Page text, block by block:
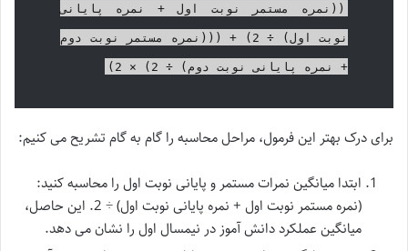
((نمره مستمر نوبت اول + نمره پایانی
نوبت اول) ÷ 2) + (((نمره مستمر نوبت دوم
+ نمره پایانی نوبت دوم) ÷ 2) × 2)
برای درک بهتر این فرمول، مراحل محاسبه را گام به گام تشریح می کنیم:
ابتدا میانگین نمرات مستمر و پایانی نوبت اول را محاسبه کنید:
(نمره مستمر نوبت اول + نمره پایانی نوبت اول) ÷ 2. این حاصل،
میانگین عملکرد دانش آموز در نیمسال اول را نشان می دهد.